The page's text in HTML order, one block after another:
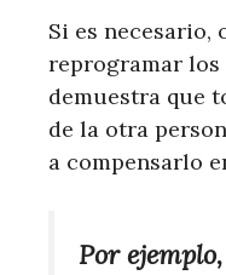
Si es necesario,
reprogramar los
demuestra que
de la otra
a compensarlo
Por